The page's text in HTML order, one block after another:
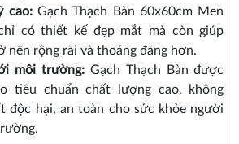
cao:Gạch Thạch Bàn 60x60cm Men
có thiết kế đẹp mắt mà còn giúp
nên rộng rãi và thoáng đãng hơn.
môi trường: Gạch Thạch Bàn được
tiêu chuẩn chất lượng cao, không
độc hại, an toàn cho sức khỏe người